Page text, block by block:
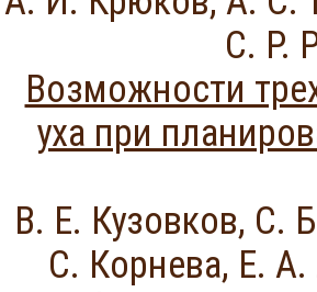
С. Р.
Возможности
уха при
В. Е. Кузовков, С.
С. Корнева, Е.